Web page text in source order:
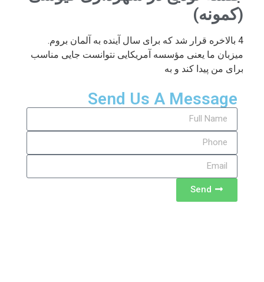
(کمونه)
4 بالاخره قرار شد که برای سال آینده به آلمان بروم.
میزبان ما یعنی مؤسسه آمریکایی نتوانست جایی مناسب
برای من پیدا کند و به
Send Us A Message
Send